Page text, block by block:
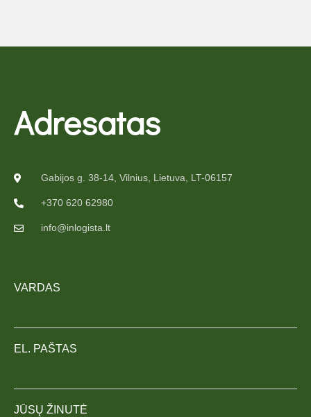
Adresatas
Gabijos g. 38-14, Vilnius, Lietuva, LT-06157
+370 620 62980
info@inlogista.lt
VARDAS
EL. PAŠTAS
JŪSŲ ŽINUTĖ